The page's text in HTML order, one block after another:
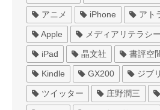
アニメ iPhone アト
Apple メディアリテラシー
iPad 晶文社 書評空
Kindle GX200 ジブリ
ツイッター 庄野潤三